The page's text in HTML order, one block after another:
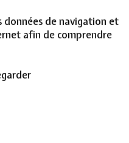
données de navigation et
afin de comprendre